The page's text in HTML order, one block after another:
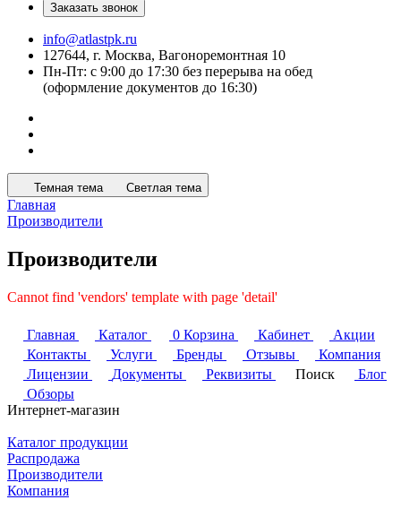
Заказать звонок
info@atlastpk.ru
127644, г. Москва, Вагоноремонтная 10
Пн-Пт: с 9:00 до 17:30 без перерыва на обед
(оформление документов до 16:30)
Темная тема Светлая тема
Главная
Производители
Производители
Cannot find 'vendors' template with page 'detail'
Главная Каталог 0 Корзина Кабинет
Акции
Контакты
Услуги Бренды Отзывы
Компания
Лицензии
Документы Реквизиты Поиск
Блог
Обзоры
Интернет-магазин
Каталог продукции
Распродажа
Производители
Компания